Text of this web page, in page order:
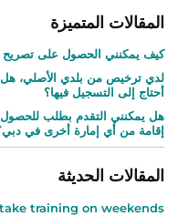
المقالات المتميزة
كيف يمكنني الحصول على تصريح
لدي ترخيص من بلدي الأصلي، هل
أحتاج إلى التسجيل فيها؟
هل يمكنني التقدم بطلب
إقامة من أي إمارة أخرى في
المقالات الحديثة
training on weekends?